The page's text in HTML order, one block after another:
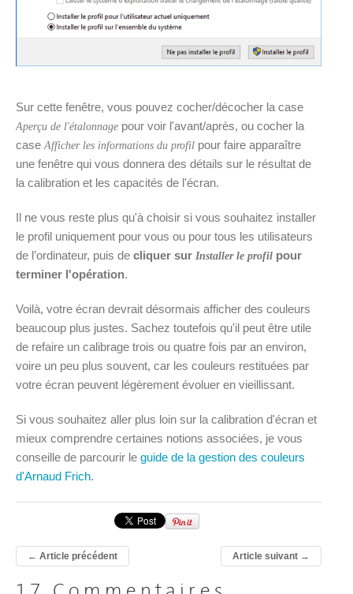
Sur cette fenêtre, vous pouvez cocher/décocher la case
Aperçu de l'étalonnage pour voir l'avant/après, ou cocher la
case Afficher les informations du profil pour faire apparaître
une fenêtre qui vous donnera des détails sur le résultat de
la calibration et les capacités de l'écran.
Il ne vous reste plus qu'à choisir si vous souhaitez installer
le profil uniquement pour vous ou pour tous les utilisateurs
de l’ordinateur, puis de cliquer sur Installer le profil pour
terminer l'opération.
Voilà, votre écran devrait désormais afficher des couleurs
beaucoup plus justes. Sachez toutefois qu'il peut être utile
de refaire un calibrage trois ou quatre fois par an environ,
voire un peu plus souvent, car les couleurs restituées par
votre écran peuvent légèrement évoluer en vieillissant.
Si vous souhaitez aller plus loin sur la calibration d'écran et
mieux comprendre certaines notions associées, je vous
conseille de parcourir le guide de la gestion des couleurs
d'Arnaud Frich.
← Article précédent Article suivant→